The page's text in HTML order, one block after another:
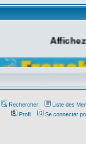
Rechercher
Liste des
Profil
Se connecter